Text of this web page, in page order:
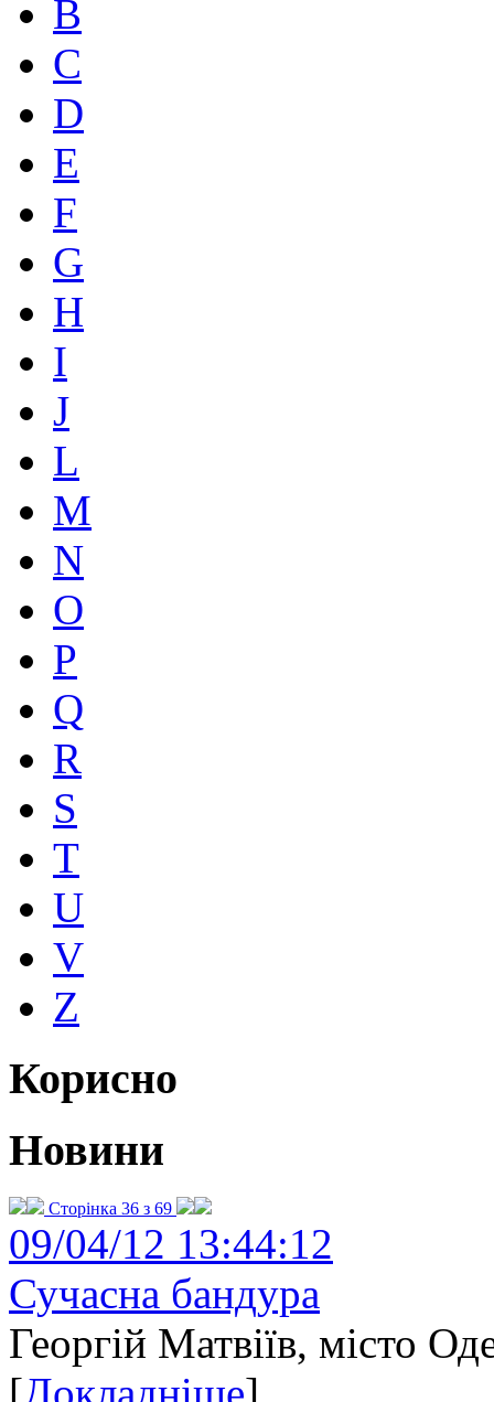
B
C
D
E
F
G
H
I
J
L
M
N
O
P
Q
R
S
T
U
V
Z
Корисно
Новини
Сторінка 36 з 69
09/04/12 13:44:12
Сучасна бандура
Георгій Матвіїв, місто